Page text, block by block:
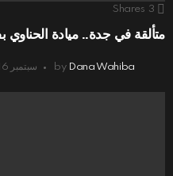
3
Shares
متألقة في جدة.. ميادة الحناوي
by Dana Wahiba سبتمبر 16, 2023, 12:44 م